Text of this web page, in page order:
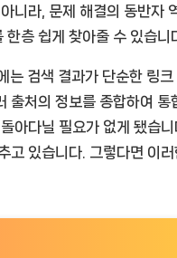
니라, 문제 해결의 동반자
층 쉽게 찾아줄 수 있습니
검색 결과가 단순한 링크
처의 정보를 종합하여 통
아다닐 필요가 없게 됐습
있습니다. 그렇다면 이